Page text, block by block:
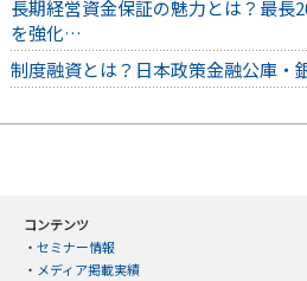
長期経営資金保証の魅力とは？最長
を強化…
制度融資とは？日本政策金融公庫・
コンテンツ
・ セミナー情報
・ メディア掲載実績